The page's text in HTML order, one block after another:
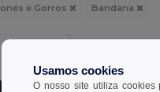
e Gorros Bandana
Usamos cookies
O nosso site utiliza cookies